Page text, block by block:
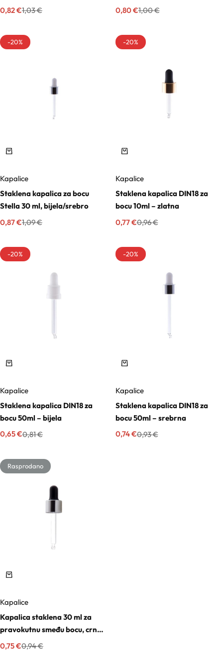
1,03€
0,82€ 1,00€
0,80€
-20%
Kapalice
Staklena kapalica za bocu
Stella 30 ml, bijela/srebro
1,09€
0,87€
-20%
Kapalice
Staklena kapalica DIN18 za
bocu 10ml – zlatna
0,96€
0,77€
-20%
Kapalice
Staklena kapalica DIN18 za
bocu 50ml – bijela
0,81€
0,65€
-20%
Kapalice
Staklena kapalica DIN18 za
bocu 50ml – srebrna
0,93€
0,74€
Rasprodano
Kapalice
Kapalica staklena 30 ml za
pravokutnu smeđu bocu, crno-
srebrna0,94€
0,75€
Trigliceridi
Vitamini